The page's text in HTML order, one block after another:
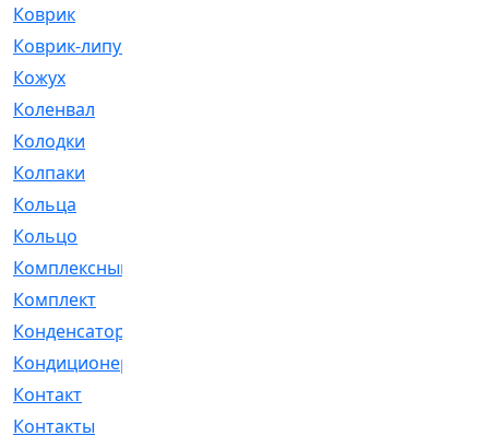
Коврик
Коврик-липучка
Кожух
Коленвал
Колодки
Колпаки
Кольца
Кольцо
Комплексный
Комплект
Конденсатор
Кондиционер
Контакт
Контакты